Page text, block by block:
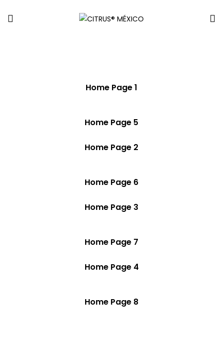
Home Page 1
Home Page 5
Home Page 2
Home Page 6
Home Page 3
Home Page 7
Home Page 4
Home Page 8